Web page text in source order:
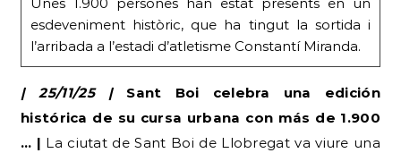
Unes 1.900 persones han estat presents en un
esdeveniment històric, que ha tingut la sortida i
l’arribada a l’estadi d’atletisme Constantí Miranda.
| 25/11/25 | Sant Boi celebra una edición
histórica de su cursa urbana con más de 1.900
… | La ciutat de Sant Boi de Llobregat va viure una